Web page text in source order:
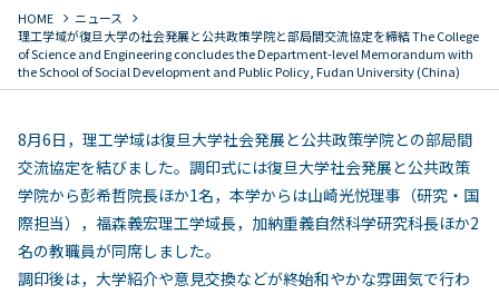
HOME chevron_right ニュース chevron_right
理工学域が復旦大学の社会発展と公共政策学院と部局間交流協定を締結 The College
of Science and Engineering concludes the Department-level Memorandum with
the School of Social Development and Public Policy, Fudan University (China)
8月6日，理工学域は復旦大学社会発展と公共政策学院との部局間
交流協定を結びました。調印式には復旦大学社会発展と公共政策
学院から彭希哲院長ほか1名，本学からは山崎光悦理事（研究・国
際担当），福森義宏理工学域長，加納重義自然科学研究科長ほか2
名の教職員が同席しました。
調印後は，大学紹介や意見交換などが終始和やかな雰囲気で行わ